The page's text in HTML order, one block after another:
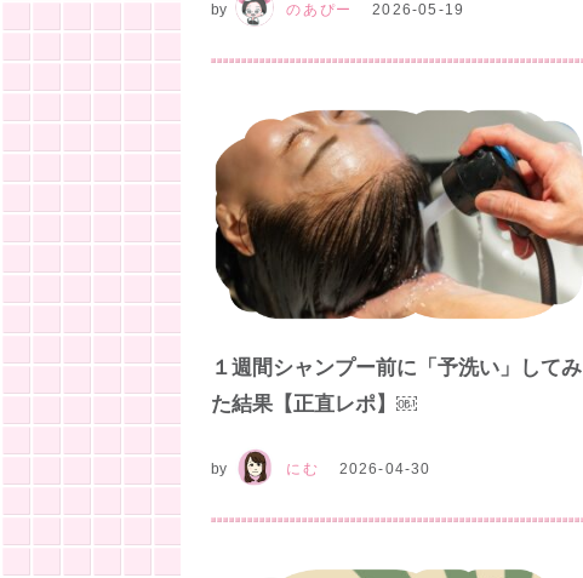
by のあぴー 2026-05-19
１週間シャンプー前に「予洗い」してみ
た結果【正直レポ】￼
by にむ 2026-04-30